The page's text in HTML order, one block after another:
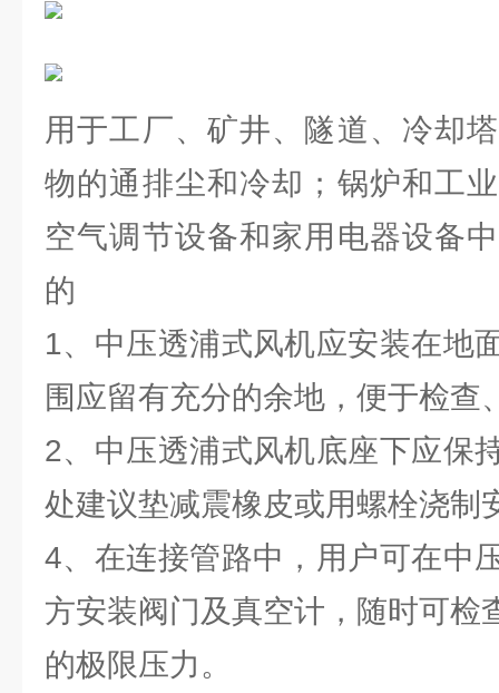
用于工厂、矿井、隧道、冷却
物的通排尘和冷却；锅炉和工
空气调节设备和家用电器设备
的
1、中压透浦式风机应安装在地
围应留有充分的余地，便于检查
2、中压透浦式风机底座下应保
处建议垫减震橡皮或用螺栓浇制
4、在连接管路中，用户可在中
方安装阀门及真空计，随时可检
的极限压力。